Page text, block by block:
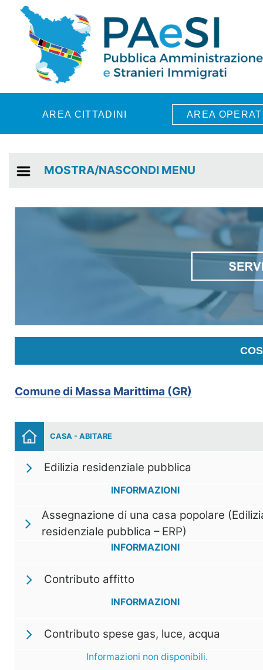
Skip to main content
AREA CITTADINI AREA
MOSTRA/NASCONDI MENU
Comune di Massa Marittima (GR)
CASA - ABITARE
Edilizia residenziale pubblica
INFORMAZIONI
Assegnazione di una casa popolare
residenziale pubblica – ERP)
INFORMAZIONI
Contributo affitto
INFORMAZIONI
Contributo spese gas, luce, acqua
Informazioni non disponibili.